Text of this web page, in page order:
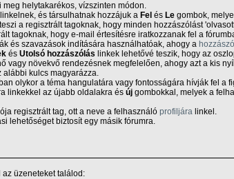
helytakarékos, vízszinten módon.
és társulhatnak hozzájuk a Fel és Legombok,
a regisztrált tagoknak, hogy minden hozzászólást
tagoknak, hogy e-mail értesítésre iratkozzanak fel a
és szavazások indítására használhatóak, ahogy a
és Utolsó hozzászólás linkek lehetővé teszik, hogy az
vagy növekvő rendezésnek megfelelően, ahogy azt a kis
kulcs magyarázza.
olykor a téma hangulatára vagy fontosságára hívják fel a
linkekkel az újabb oldalakra és újgombokkal, melyek a
regisztrált tag, ott a neve a felhasználó profiljáralinkel.
lehetőséget biztosít egy másik fórumra.
üzeneteket találod: